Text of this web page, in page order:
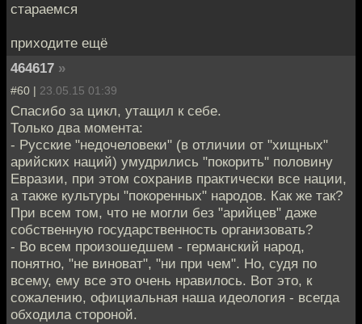
стараемся
приходите ещё
464617 »
#60 | 23.05.15 01:39
Спасибо за цикл, утащил к себе.
Только два момента:
- Русские "недочеловеки" (в отличии от "хищных"
арийских наций) умудрились "покорить" половину
Евразии, при этом сохранив практически все нации,
а также культуры "покоренных" народов. Как же так?
При всем том, что не могли без "арийцев" даже
собственную государственность организовать?
- Во всем произошедшем - германский народ,
понятно, "не виноват", "ни при чем". Но, судя по
всему, ему все это очень нравилось. Вот это, к
сожалению, официальная наша идеология - всегда
обходила стороной.